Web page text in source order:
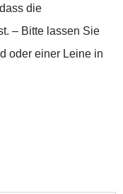
die
– Bitte lassen Sie
oder einer Leine in